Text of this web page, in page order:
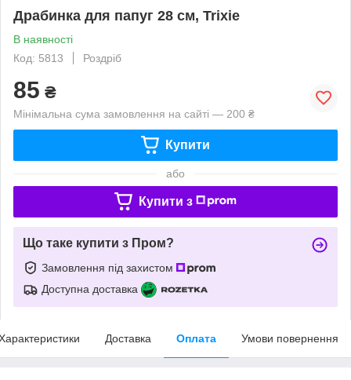
Драбинка для папуг 28 см, Trixie
В наявності
Код: 5813
Роздріб
85 ₴
Мінімальна сума замовлення на сайті — 200 ₴
Купити
або
Купити з
Що таке купити з Пром?
Замовлення під захистом
Доступна доставка
Доставка Оплата Умови повернення